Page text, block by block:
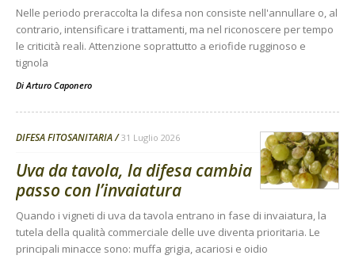
Nelle periodo preraccolta la difesa non consiste nell'annullare o, al
contrario, intensificare i trattamenti, ma nel riconoscere per tempo
le criticità reali. Attenzione soprattutto a eriofide rugginoso e
tignola
DiArturo Caponero
DIFESA FITOSANITARIA 31 Luglio 2026
Uva da tavola, la difesa cambia
passo con l’invaiatura
Quando i vigneti di uva da tavola entrano in fase di invaiatura, la
tutela della qualità commerciale delle uve diventa prioritaria. Le
principali minacce sono: muffa grigia, acariosi e oidio